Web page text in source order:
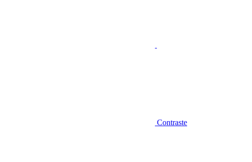
Contraste